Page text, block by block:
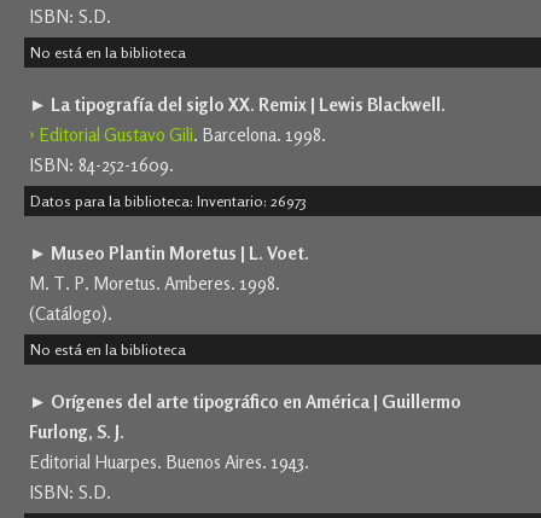
ISBN: S.D.
No está en la biblioteca
► La tipografía del siglo XX. Remix | Lewis Blackwell.
› Editorial Gustavo Gili. Barcelona. 1998.
ISBN: 84-252-1609.
Datos para la biblioteca: Inventario: 26973
► Museo Plantin Moretus | L. Voet.
M. T. P. Moretus. Amberes. 1998.
(Catálogo).
No está en la biblioteca
► Orígenes del arte tipográfico en América | Guillermo
Furlong, S. J.
Editorial Huarpes. Buenos Aires. 1943.
ISBN: S.D.